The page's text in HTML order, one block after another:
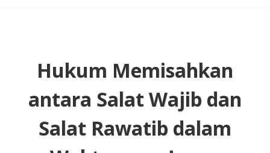
Hukum Memisahkan
antara Salat Wajib dan
Salat Rawatib dalam